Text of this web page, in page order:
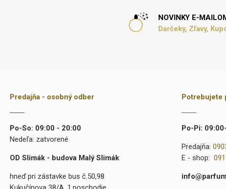
NOVINKY E-
Darčeky, Zľavy,
Predajňa - osobný odber
Po-So: 09:00 - 20:00
Nedeľa: zatvorené
OD Slimák - budova Malý Slimák
hneď pri zástavke bus č.50,98
Potrebujete
Po-Pi:
Predajňa:
E - shop: